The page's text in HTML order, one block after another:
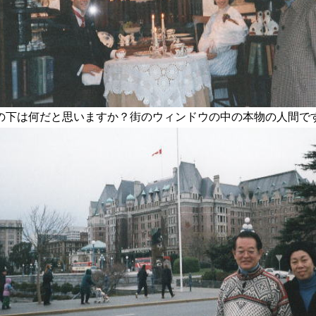
下は何だと思いますか？街のウィンドウの中の本物の人間で